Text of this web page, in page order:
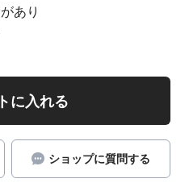
あり
に入れる
ショップに質問する